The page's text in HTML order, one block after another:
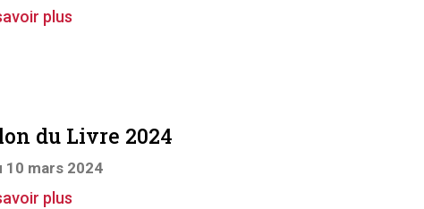
plus
du Livre 2024
10 mars 2024
plus